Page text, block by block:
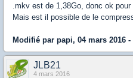
.mkv est de 1,38Go, donc ok pour
Mais est il possible de le
Modifié par papi, 04 mars 2016 -
JLB21
4 mars 2016